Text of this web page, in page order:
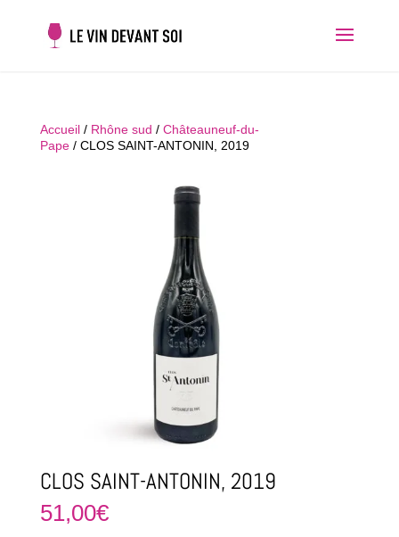
Accueil/ Rhône sud / Châteauneuf-du-
Pape/ CLOS SAINT-ANTONIN, 2019
CLOS SAINT-ANTONIN, 2019
51,00€